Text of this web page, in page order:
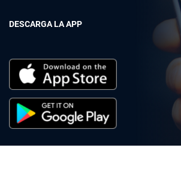
DESCARGA LA APP